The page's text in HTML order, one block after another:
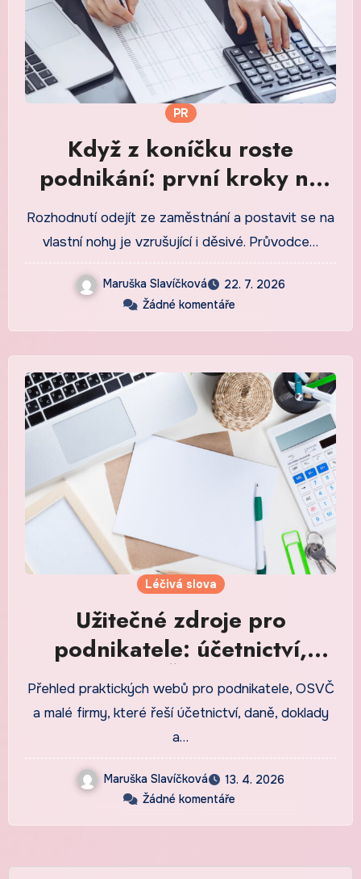
PR
Když z koníčku roste
podnikání: první kroky na
volné noze
Rozhodnutí odejít ze zaměstnání a postavit se na
vlastní nohy je vzrušující i děsivé. Průvodce…
Maruška Slavíčková
22. 7. 2026
Žádné komentáře
Léčivá slova
Užitečné zdroje pro
podnikatele: účetnictví,
daně, OSVČ a regionální
podnikání
Přehled praktických webů pro podnikatele, OSVČ
a malé firmy, které řeší účetnictví, daně, doklady
a…
Maruška Slavíčková
13. 4. 2026
Žádné komentáře